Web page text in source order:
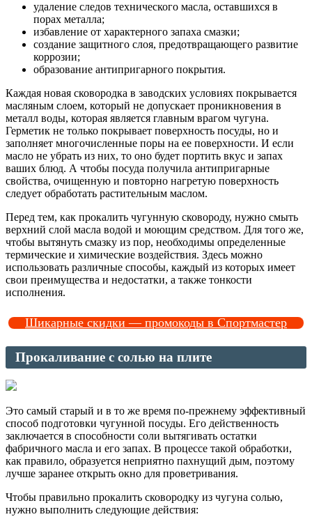
удаление следов технического масла, оставшихся в
порах металла;
избавление от характерного запаха смазки;
создание защитного слоя, предотвращающего развитие
коррозии;
образование антипригарного покрытия.
Каждая новая сковородка в заводских условиях покрывается
масляным слоем, который не допускает проникновения в
металл воды, которая является главным врагом чугуна.
Герметик не только покрывает поверхность посуды, но и
заполняет многочисленные поры на ее поверхности. И если
масло не убрать из них, то оно будет портить вкус и запах
ваших блюд. А чтобы посуда получила антипригарные
свойства, очищенную и повторно нагретую поверхность
следует обработать растительным маслом.
Перед тем, как прокалить чугунную сковороду, нужно смыть
верхний слой масла водой и моющим средством. Для того же,
чтобы вытянуть смазку из пор, необходимы определенные
термические и химические воздействия. Здесь можно
использовать различные способы, каждый из которых имеет
свои преимущества и недостатки, а также тонкости
исполнения.
Шикарные скидки — промокоды в Спортмастер
Прокаливание с солью на плите
Это самый старый и в то же время по-прежнему эффективный
способ подготовки чугунной посуды. Его действенность
заключается в способности соли вытягивать остатки
фабричного масла и его запах. В процессе такой обработки,
как правило, образуется неприятно пахнущий дым, поэтому
лучше заранее открыть окно для проветривания.
Чтобы правильно прокалить сковородку из чугуна солью,
нужно выполнить следующие действия: